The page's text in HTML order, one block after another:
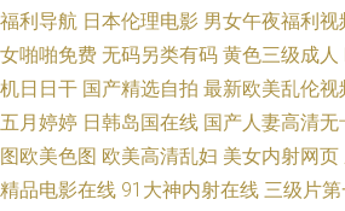
福利导航 日本伦理电影 男女午夜福利视
女啪啪免费 无码另类有码 黄色三级成人
机日日干 国产精选自拍 最新欧美乱伦视
五月婷婷 日韩岛国在线 国产人妻高清无
图欧美色图 欧美高清乱妇 美女内射网页
精品电影在线 91大神内射在线 三级片